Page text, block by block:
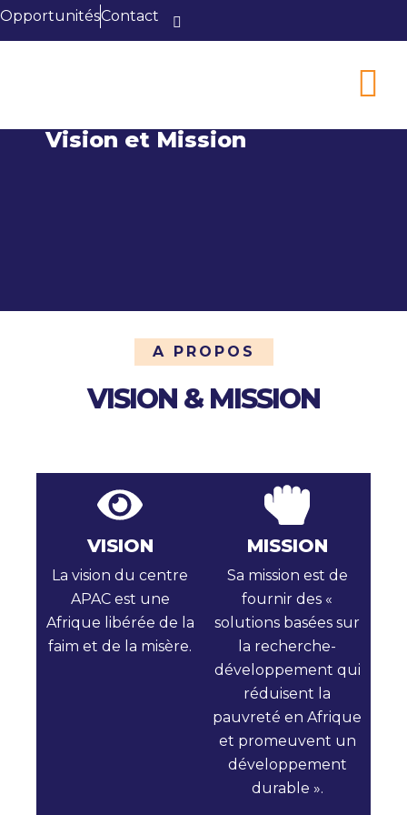
OpportunitésContact
Vision et Mission
A PROPOS
VISION & MISSION
VISION
La vision du centre
APAC est une
Afrique libérée de la
faim et de la misère.
MISSION
Sa mission est de
fournir des «
solutions basées sur
la recherche-
développement qui
réduisent la
pauvreté en Afrique
et promeuvent un
développement
durable ».